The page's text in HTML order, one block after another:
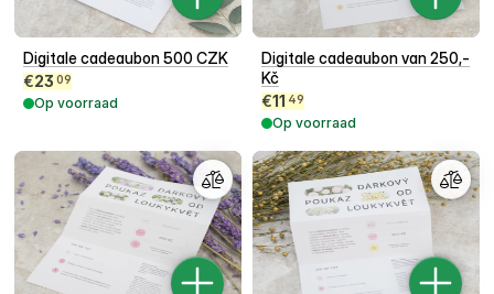
Digitale cadeaubon 500 CZK
€23 09
Op voorraad
Digitale cadeaubon van 250,-
Kč
€11 49
Op voorraad